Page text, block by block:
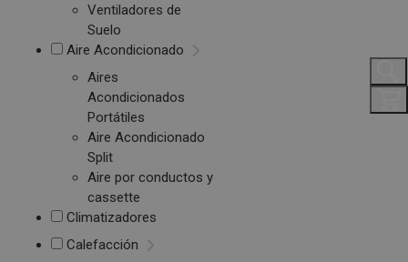
Ventiladores de
Suelo
Aire Acondicionado
Aires
Acondicionados
Portátiles
Aire Acondicionado
Split
Aire por conductos y
cassette
Climatizadores
Calefacción